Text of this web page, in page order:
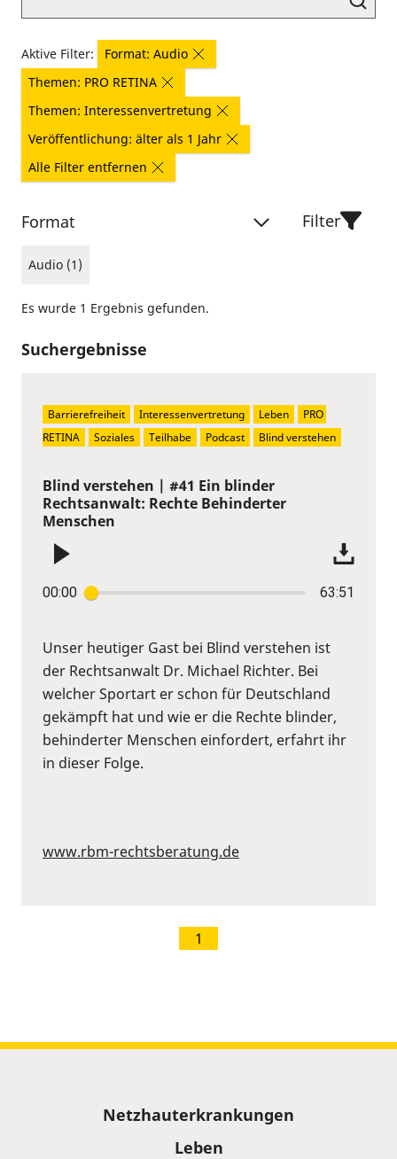
Aktive Filter:
Format: Audio
Themen: PRO RETINA
Themen: Interessenvertretung
Veröffentlichung: älter als 1 Jahr
Alle Filter entfernen
Format
Audio (1)
Filter
Es wurde 1 Ergebnis gefunden.
Suchergebnisse
Blind verstehen | #41 Ein blinder
Rechtsanwalt: Rechte Behinderter
Menschen
00:00 63:51
Unser heutiger Gast bei Blind verstehen ist
der Rechtsanwalt Dr. Michael Richter. Bei
welcher Sportart er schon für Deutschland
gekämpft hat und wie er die Rechte blinder,
behinderter Menschen einfordert, erfahrt ihr
in dieser Folge.
www.rbm-rechtsberatung.de
Barrierefreiheit Interessenvertretung Leben
PRO
RETINA
Soziales Teilhabe Podcast Blind verstehen
1
Netzhauterkrankungen
Leben